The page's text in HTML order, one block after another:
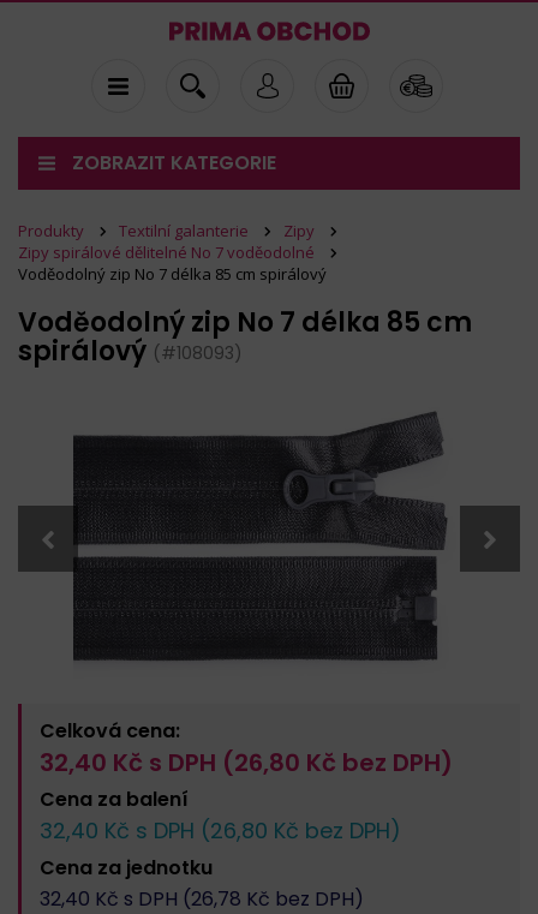
ZOBRAZIT KATEGORIE
Produkty Textilní galanterie
Zipy
Zipy spirálové dělitelné No 7 voděodolné
Voděodolný zip No 7 délka 85 cm spirálový
Voděodolný zip No 7 délka 85 cm
spirálový (#108093)
Celková cena:
32,40 Kč s DPH (26,80 Kč bez DPH)
Cena za balení
32,40 Kč s DPH (26,80 Kč bez DPH)
Cena za jednotku
32,40 Kč s DPH (26,78 Kč bez DPH)